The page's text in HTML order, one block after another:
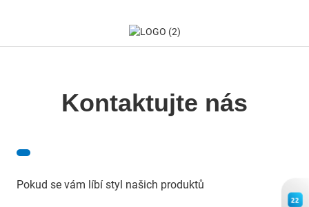
Kontaktujte nás
Pokud se vám líbí styl našich produktů
22